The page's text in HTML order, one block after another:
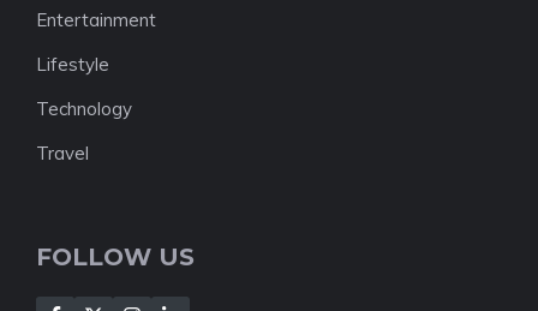
Entertainment
Lifestyle
Technology
Travel
FOLLOW US